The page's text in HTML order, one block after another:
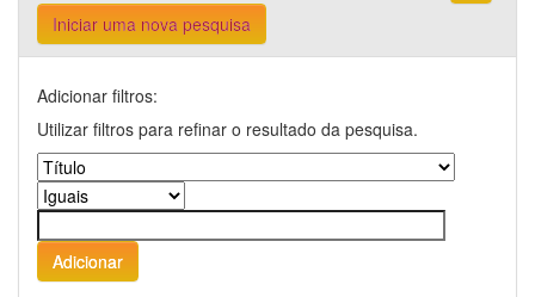
Iniciar uma nova pesquisa
Adicionar filtros:
Utilizar filtros para refinar o resultado da pesquisa.